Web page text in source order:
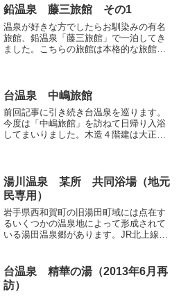
鉛温泉 藤三旅館 その1
温泉が好きな方でしたらお馴染みの有名
旅館、鉛温泉「藤三旅館」で一泊してき
ました。こちらの旅館は本格的な旅館サ
しい生活を送っている私に...
台温泉 中嶋旅館
前回記事に引き続き台温泉を巡ります。
今度は「中嶋旅館」を訪ねて日帰り入浴
してまいりました。木造４階建は大正期
す。 外観のみならず、上品...
湯川温泉 某所 共同浴場（地元
民専用）
岩手県西和賀町の旧湯田町域には点在す
るいくつかの温泉地によって形成されて
いる湯田温泉郷があります。JR北上線に
いるので、その異色な駅によってある程
度は知名度があるのかも...
台温泉 精華の湯（2013年6月再
訪）